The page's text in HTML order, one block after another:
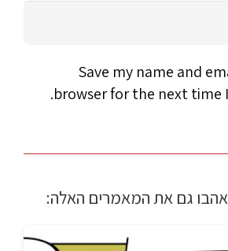
Save my name and
browser for the next time
גם את המאמרים האלה: